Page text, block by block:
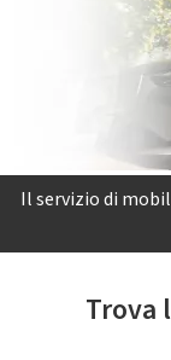
Il servizio di
Trova